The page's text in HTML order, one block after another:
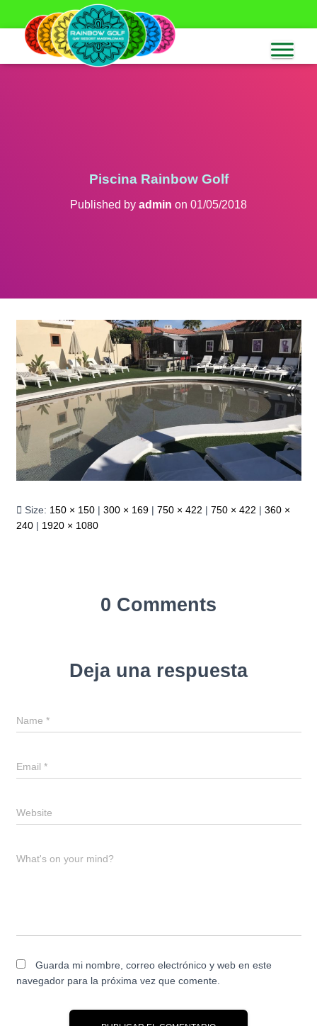
Piscina Rainbow Golf
Published by admin on 01/05/2018
Size: 150 × 150 | 300 × 169 | 750 × 422 | 750 × 422 | 360 ×
240 | 1920 × 1080
0 Comments
Deja una respuesta
Name *
Email *
Website
What's on your mind?
Guarda mi nombre, correo electrónico y web en este
navegador para la próxima vez que comente.